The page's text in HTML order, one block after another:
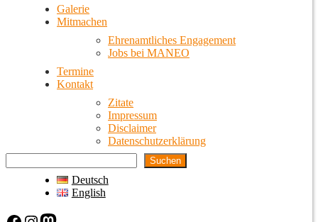
Galerie
Mitmachen
Ehrenamtliches Engagement
Jobs bei MANEO
Termine
Kontakt
Zitate
Impressum
Disclaimer
Datenschutzerklärung
Suchen
Deutsch
English